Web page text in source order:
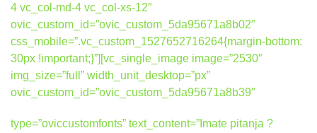
4 vc_col-md-4 vc_col-xs-12″
ovic_custom_id=”ovic_custom_5da95671a8b02″
css_mobile=”.vc_custom_1527652716264{margin-bottom:
30px !important;}”][vc_single_image image=”2530″
img_size=”full” width_unit_desktop=”px”
ovic_custom_id=”ovic_custom_5da95671a8b39″
type=”oviccustomfonts” text_content=”Imate pitanja ?